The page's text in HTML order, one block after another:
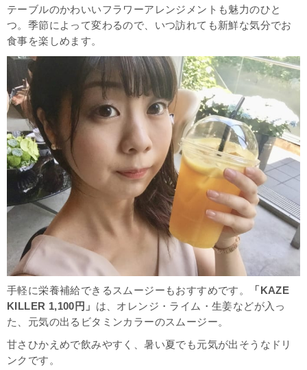
テーブルのかわいいフラワーアレンジメントも魅力のひと
つ。季節によって変わるので、いつ訪れても新鮮な気分でお
食事を楽しめます。
手軽に栄養補給できるスムージーもおすすめです。
「KAZE
KILLER 1,100円」 は、オレンジ・ライム・生姜などが入っ
た、元気の出るビタミンカラーのスムージー。
甘さひかえめで飲みやすく、暑い夏でも元気が出そうなドリ
ンクです。